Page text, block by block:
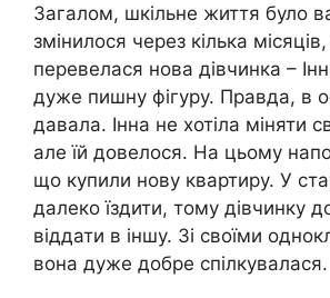
Загалом, шкільне життя було
змінилося через кілька
перевелася нова дівчинка –
дуже пишну фігуру. Правда, в
давала. Інна не хотіла міняти
але їй довелося. На цьому
що купили нову квартиру. У
далеко їздити, тому дівчинку
віддати в іншу. Зі своїми
вона дуже добре спілкувалася.